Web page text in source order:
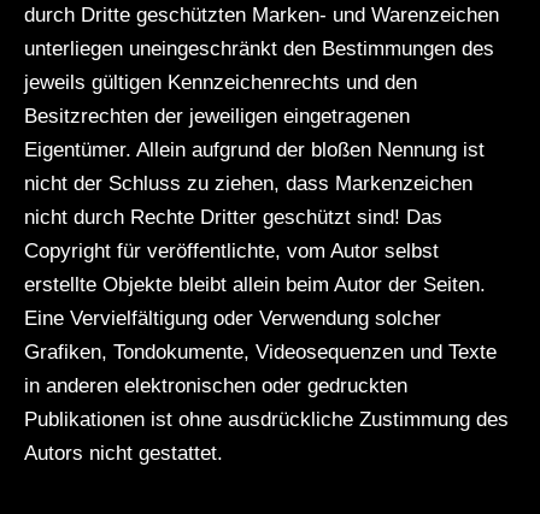
durch Dritte geschützten Marken- und Warenzeichen
unterliegen uneingeschränkt den Bestimmungen des
jeweils gültigen Kennzeichenrechts und den
Besitzrechten der jeweiligen eingetragenen
Eigentümer. Allein aufgrund der bloßen Nennung ist
nicht der Schluss zu ziehen, dass Markenzeichen
nicht durch Rechte Dritter geschützt sind! Das
Copyright für veröffentlichte, vom Autor selbst
erstellte Objekte bleibt allein beim Autor der Seiten.
Eine Vervielfältigung oder Verwendung solcher
Grafiken, Tondokumente, Videosequenzen und Texte
in anderen elektronischen oder gedruckten
Publikationen ist ohne ausdrückliche Zustimmung des
Autors nicht gestattet.